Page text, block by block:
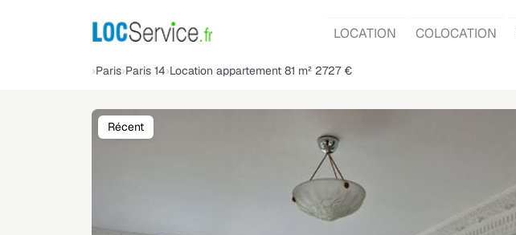
LOCATION COLOCATION
Paris Paris 14 Location appartement 81 m² 2727 €
Récent